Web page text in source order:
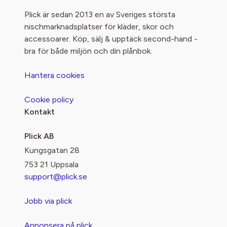
Plick är sedan 2013 en av Sveriges största
nischmarknadsplatser för kläder, skor och
accessoarer. Köp, sälj & upptäck second-hand -
bra för både miljön och din plånbok.
Hantera cookies
Cookie policy
Kontakt
Plick AB
Kungsgatan 28
753 21 Uppsala
support@plick.se
Jobb via plick